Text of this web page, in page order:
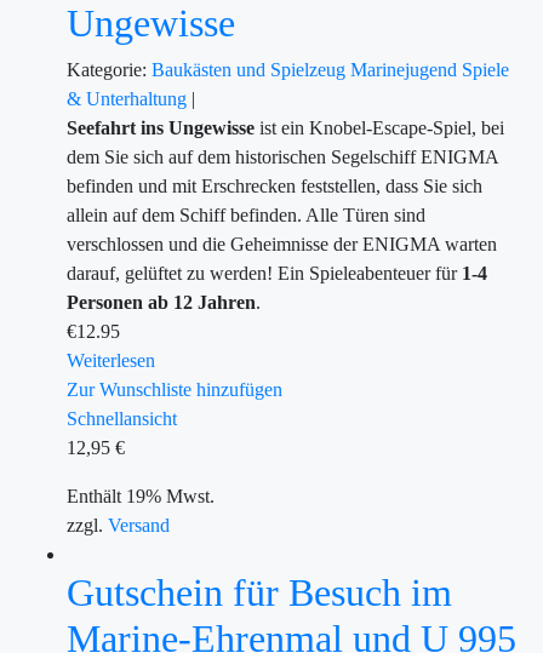
Ungewisse
Kategorie: Baukästen und Spielzeug Marinejugend Spiele
& Unterhaltung |
Seefahrt ins Ungewisse ist ein Knobel-Escape-Spiel, bei
dem Sie sich auf dem historischen Segelschiff ENIGMA
befinden und mit Erschrecken feststellen, dass Sie sich
allein auf dem Schiff befinden. Alle Türen sind
verschlossen und die Geheimnisse der ENIGMA warten
darauf, gelüftet zu werden! Ein Spieleabenteuer für1-4
Personen ab 12 Jahren.
€12.95
Weiterlesen
Zur Wunschliste hinzufügen
Schnellansicht
12,95 €
Enthält 19% Mwst.
zzgl. Versand
Gutschein für Besuch im
Marine-Ehrenmal und U 995